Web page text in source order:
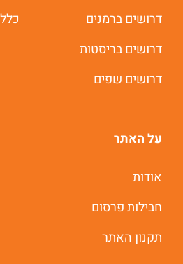
דרושים ברמנים
דרושים בריסטות
דרושים שפים
על האתר
אודות
חבילות פרסום
תקנון האתר